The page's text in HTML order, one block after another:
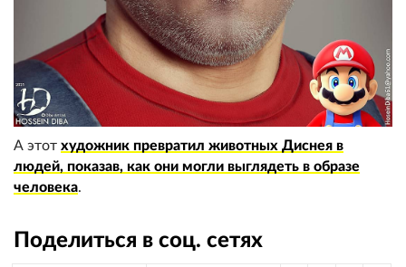
А этот художник превратил животных Диснея в
людей, показав, как они могли выглядеть в образе
человека.
Поделиться в соц. сетях